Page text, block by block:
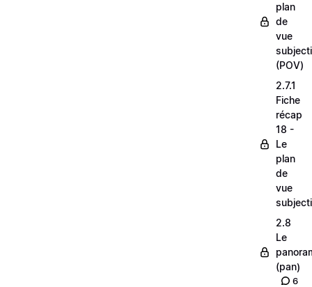
plan
de
vue
(POV)
2.7.1
Fiche
récap
18 -
Le
plan
de
vue
2.8
Le
(pan)
6